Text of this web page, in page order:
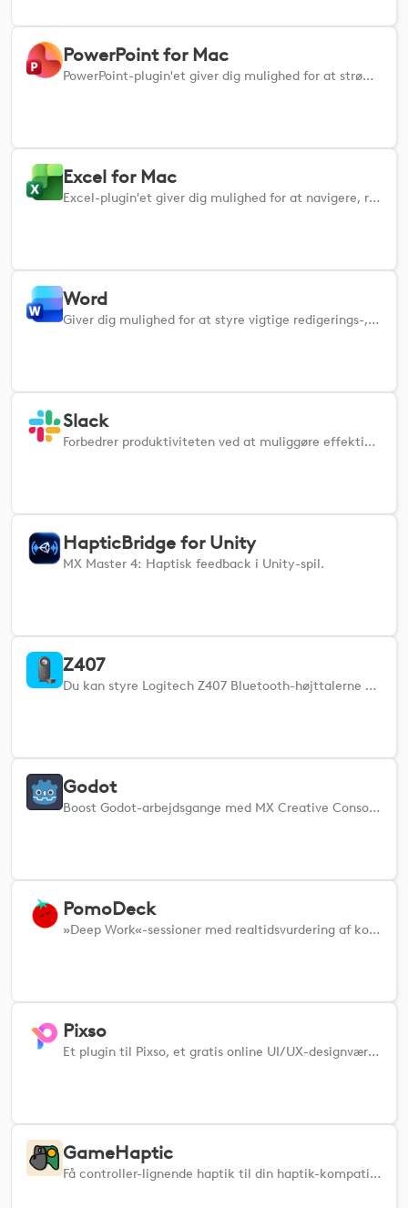
PowerPoint for Mac
PowerPoint-plugin'et giver dig mulighed for at strømline dine præsentationer ved at styre slides, formatere indhold og navigere hurtigt i dit deck ved hjælp af genveje på MacOS.
Excel for Mac
Excel-plugin'et giver dig mulighed for at navigere, redigere og organisere dine regneark effektivt med kraftfulde genveje på macOS.
Word
Giver dig mulighed for at styre vigtige redigerings-, formaterings- og navigationsopgaver i Microsoft Word ved hjælp af praktiske genveje på både Mac og Windows. Opret, formater, gennemgå og administrer dokumenter uden besvær med disse nøglekommandoer, så dit arbejde forbliver hurtigt, fokuseret og helt i dine hænder.
Slack
Forbedrer produktiviteten ved at muliggøre effektiv styring af slack-genveje.
HapticBridge for Unity
MX Master 4: Haptisk feedback i Unity-spil.
Z407
Du kan styre Logitech Z407 Bluetooth-højttalerne via din MX Creative Console eller Actions Ring.
Godot
Boost Godot-arbejdsgange med MX Creative Console: udløs handlinger, juster noder, og skab hurtigere.
PomoDeck
»Deep Work«-sessioner med realtidsvurdering af koncentrationen, blokering af distraktioner, opgavesporing og haptiske impulser, der holder dig i zonen
Pixso
Et plugin til Pixso, et gratis online UI/UX-designværktøj.
GameHaptic
Få controller-lignende haptik til din haptik-kompatible mus til PC- og Mac-spil. Kræver GameHaptic-appen